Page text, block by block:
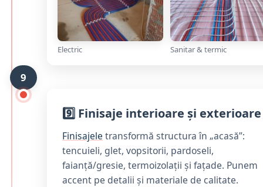
Electric Sanitar & termic
9
9️⃣ Finisaje interioare și exterioare
Finisajele transformă structura în „acasă”:
tencuieli, glet, vopsitorii, pardoseli,
faianță/gresie, termoizolații și fațade. Punem
accent pe detalii și materiale de calitate.